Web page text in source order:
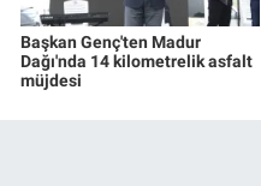
Başkan Genç'ten Madur
Dağı'nda 14 kilometrelik asfalt
müjdesi